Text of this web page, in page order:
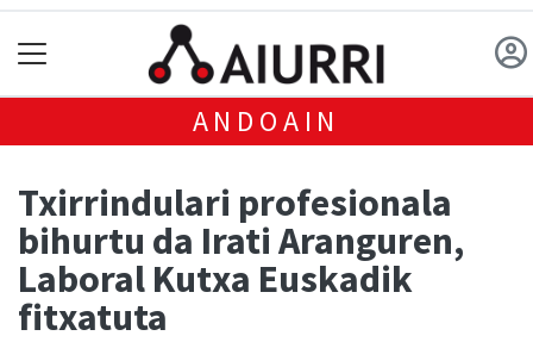
ANDOAIN
Txirrindulari profesionala
bihurtu da Irati Aranguren,
Laboral Kutxa Euskadik
fitxatuta